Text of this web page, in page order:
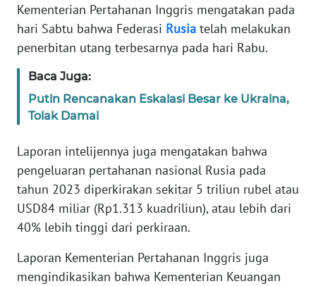
Kementerian Pertahanan Inggris mengatakan pada
hari Sabtu bahwa Federasi Rusia telah melakukan
penerbitan utang terbesarnya pada hari Rabu.
Baca Juga:
Putin Rencanakan Eskalasi Besar ke Ukraina,
Tolak Damai
Laporan intelijennya juga mengatakan bahwa
pengeluaran pertahanan nasional Rusia pada
tahun 2023 diperkirakan sekitar 5 triliun rubel atau
USD84 miliar (Rp1.313 kuadriliun), atau lebih dari
40% lebih tinggi dari perkiraan.
Laporan Kementerian Pertahanan Inggris juga
mengindikasikan bahwa Kementerian Keuangan
INDEKS
BERITA
KONTAK
KAMI
IKLAN
TENTANG
KAMI
MEDIA
SIBER